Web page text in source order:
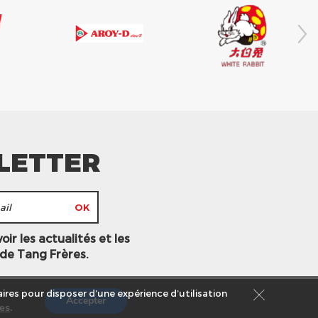
les actualités et les
Tang Frères.
légales
pour disposer d’une expérience d’utilisation
. Accepter